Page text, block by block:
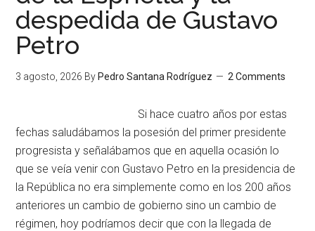
despedida de Gustavo
Petro
3 agosto, 2026 By Pedro Santana Rodríguez 2 Comments
Si hace cuatro años por estas
fechas saludábamos la posesión del primer presidente
progresista y señalábamos que en aquella ocasión lo
que se veía venir con Gustavo Petro en la presidencia de
la República no era simplemente como en los 200 años
anteriores un cambio de gobierno sino un cambio de
régimen, hoy podríamos decir que con la llegada de